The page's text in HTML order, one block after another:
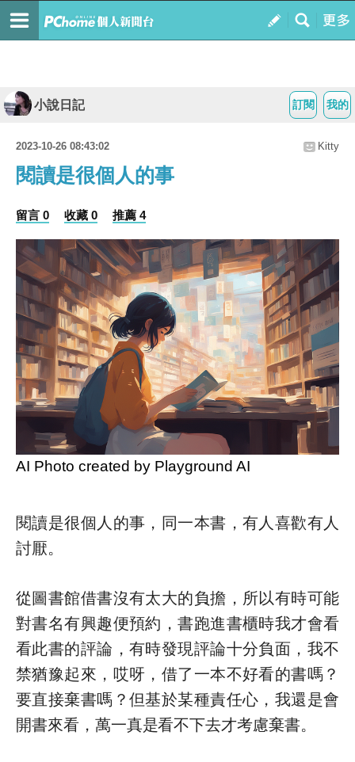
我的
訂閱
小說日記
2023-10-26 08:43:02 Kitty
閱讀是很個人的事
留言 0 收藏 0 推薦 4
AI Photo created by Playground AI
閱讀是很個人的事，同一本書，有人喜歡有人
討厭。
從圖書館借書沒有太大的負擔，所以有時可能
對書名有興趣便預約，書跑進書櫃時我才會看
看此書的評論，有時發現評論十分負面，我不
禁猶豫起來，哎呀，借了一本不好看的書嗎？
要直接棄書嗎？但基於某種責任心，我還是會
開書來看，萬一真是看不下去才考慮棄書。